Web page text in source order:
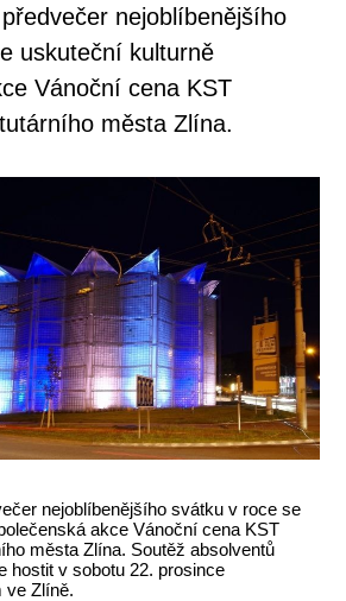
nejoblíbenějšího
uskuteční kulturně
Vánoční cena KST
města Zlína.
nejoblíbenějšího svátku v roce se
akce Vánoční cena KST
města Zlína. Soutěž absolventů
hostit v sobotu 22. prosince
ve Zlíně.